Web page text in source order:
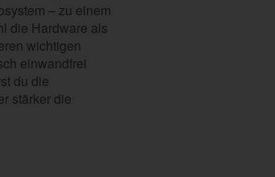
– zu einem
die Hardware als
wichtigen
einwandfrei
du die
stärker die